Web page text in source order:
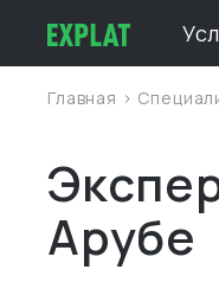
Главная >
Арубе